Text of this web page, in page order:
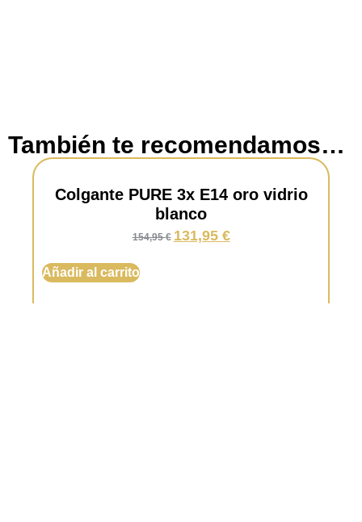
También te recomendamos…
Colgante PURE 3x E14 oro vidrio
blanco
154,95€ 131,95 €
Añadir al carrito